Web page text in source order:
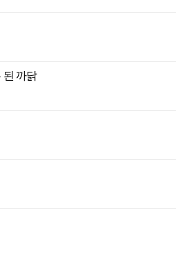
된 까닭